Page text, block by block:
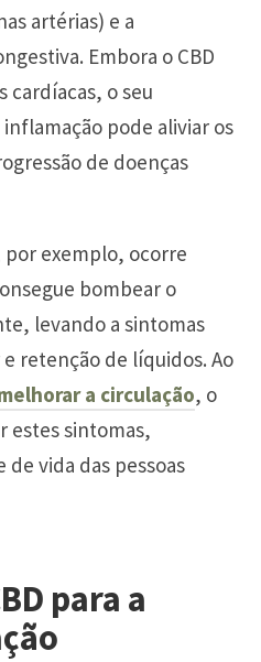
artérias) e a
Embora o CBD
cardíacas, o seu
pode aliviar os
de doenças
por exemplo, ocorre
bombear o
levando a sintomas
retenção de líquidos. Ao
a circulação, o
estes sintomas,
vida das pessoas
para a